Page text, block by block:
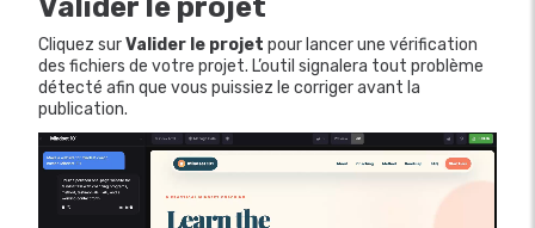
Valider le projet
Cliquez surValider le projet pour lancer une vérification
des fichiers de votre projet. L’outil signalera tout problème
détecté afin que vous puissiez le corriger avant la
publication.